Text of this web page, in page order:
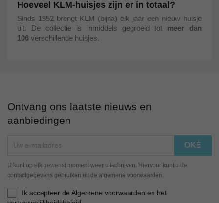
Hoeveel KLM-huisjes zijn er in totaal?
Sinds 1952 brengt KLM (bijna) elk jaar een nieuw huisje
uit. De collectie is inmiddels gegroeid tot meer dan
106 verschillende huisjes.
Ontvang ons laatste nieuws en
aanbiedingen
U kunt op elk gewenst moment weer uitschrijven. Hiervoor kunt u de
contactgegevens gebruiken uit de algemene voorwaarden.
Ik accepteer de Algemene voorwaarden en het